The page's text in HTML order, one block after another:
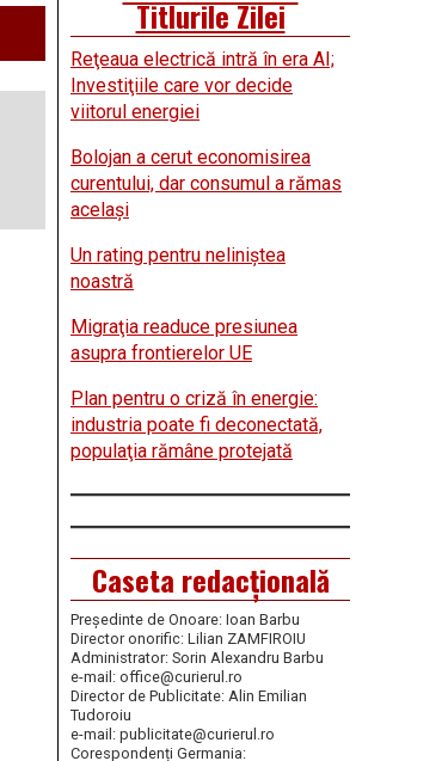
Titlurile Zilei
Reţeaua electrică intră în era AI;
Investiţiile care vor decide
viitorul energiei
Bolojan a cerut economisirea
curentului, dar consumul a rămas
acelaşi
Un rating pentru neliniştea
noastră
Migraţia readuce presiunea
asupra frontierelor UE
Plan pentru o criză în energie:
industria poate fi deconectată,
populaţia rămâne protejată
Caseta redacțională
Președinte de Onoare: Ioan Barbu
Director onorific: Lilian ZAMFIROIU
Administrator: Sorin Alexandru Barbu
e-mail: office@curierul.ro
Director de Publicitate: Alin Emilian
Tudoroiu
e-mail: publicitate@curierul.ro
Corespondenți Germania: